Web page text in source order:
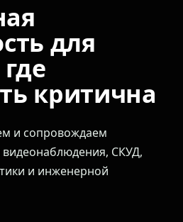
для
критична
и сопровождаем
СКУД,
и инженерной